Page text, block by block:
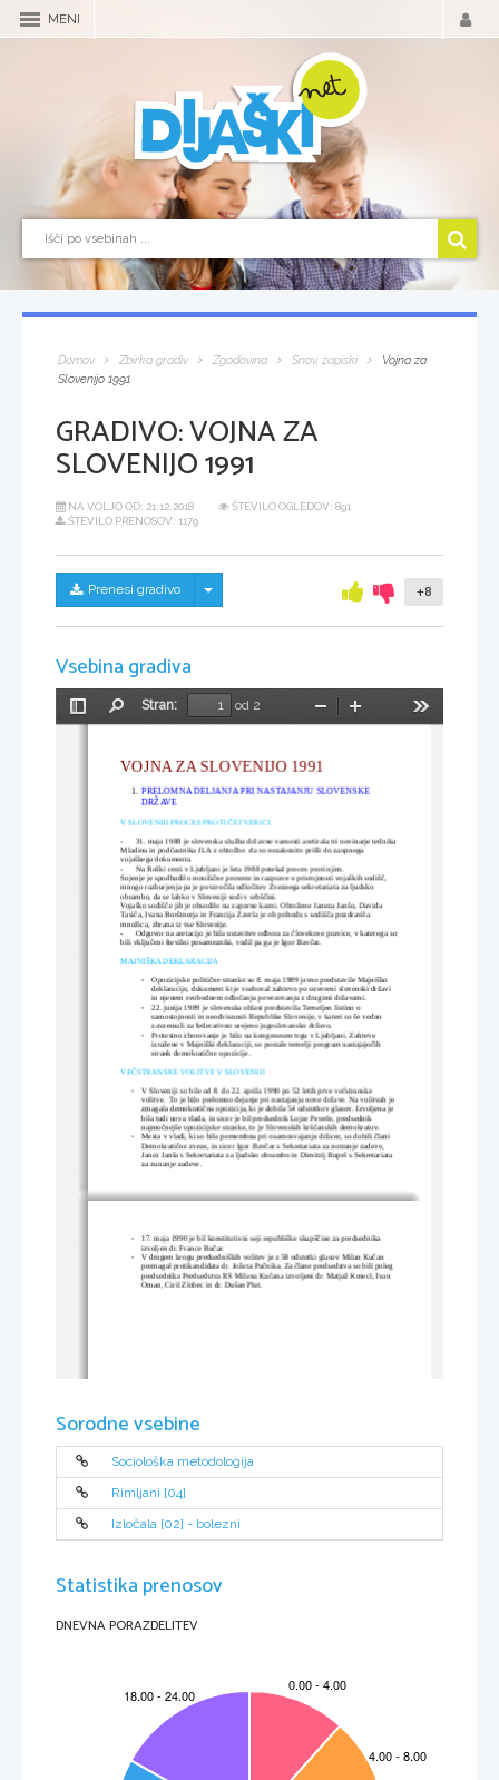
MENI
Domov Zbirka gradiv Zgodovina Snov, zapiski
Vojna za
Slovenijo 1991
GRADIVO:VOJNA ZA
SLOVENIJO 1991
NA VOLJO OD: 21.12.2018
ŠTEVILO OGLEDOV: 891
ŠTEVILO PRENOSOV: 1179
Prenesi gradivo Skrij/prikaži meni +8
Vsebina gradiva
Preklopi
Stran:
od 2
Pomanjšaj
VOJNA ZA SLOVENIJO 1991
1.
PRELOMNA DELJANJA PRI NASTAJANJU SLOVENSKE
DRŽAVE
V SLOVENIJI PROCES PROTI ČETVERICI
-      31. maja 1988 je slovenska služba državne varnosti aretirala tri novinarje tednika
Mladina in podčastnika JLA z obtožbo  da so nezakonito prišli do zaupnega
vojaškega dokumenta.
-      Na Roški cesti v Ljubljani je leta 1988 potekal proces proti njim.
Sojenje je spodbudilo množične proteste in razprave o pristojnosti vojaških sodišč,
mnogo razburjenja pa je povzročila odločitev Zveznega sekretariata za ljudsko
obrambo, da se lahko v Sloveniji sodi v srbščini.
Vojaško sodišče jih je obsodilo na zaporne kazni. Obtožene Janeza Janšo, Davida
Tasiča, Ivana Borštnerja in Francija Zavrla je ob prihodu s sodišča pozdravila
množica, zbrana iz vse Slovenije.
-      Odgovor na aretacijo je bila ustavitev odbora za človekove pravice, v katerega so
bili vključeni številni posamezniki, vodil pa ga je Igor Bavčar.
MAJNIŠKA DEKLARACIJA

Opozicijske politične stranke so 8. maja 1989 javno predstavile Majniško
deklaracijo, dokument ki je vseboval zahtevo po suvereni slovenski državi
in njenem svobodnem odločanju povezovanju z drugimi državami.

22. junija 1989 je slovenska oblast predstavila Temeljno listino o
samostojnosti in neodvisnosti Republike Slovenije, v kateri so še vedno
zavzemali za federativno urejeno jugoslovansko državo.

Protestno zborovanje je bilo na kongresnem trgu v Ljubljani. Zahteve
izražene v Majniški deklaraciji, so postale temelji program nastajajočih
strank demokratične opozicije.
VEČSTRANSKE VOLITVE V SLOVENIJI

V Sloveniji so bile od 8. do 22. aprila 1990 po 52 letih prve večstranske
volitve.  To je bilo prelomno dejanje pri nastajanju nove države. Na volitvah je
zmagala demokratična opozicija, ki je dobila 54 odstotkov glasov. Izvoljena je
bila tudi nova vlada, in sicer je bil predsednik Lojze Peterle, predsednik
najmočnejše opozicijske stranke, to je Slovenskih krščanskih demokratov.

Mesta v vladi, ki so bila pomembna pri osamosvajanju države, so dobili člani
Demokratične zveze, in sicer Igor Bavčar s Sekretariata za notranje zadeve,
Janez Janša s Sekretariata za ljudsko obrambo in Dimitrij Rupel s Sekretariata
za zunanje zadeve.

17. maja 1990 je bil konstitutivni seji republiške skupščine za predsednika
izvoljen dr. France Bučar.

V drugem krogu predsedniških volitev je z 58 odstotki glasov Milan Kučan
premagal protikandidata dr. Jožeta Pučnika. Za člane predsedstva so bili poleg
predsednika Predsedstva RS Milana Kučana izvoljeni dr. Matjaž Kmecl, Ivan
Oman, Ciril Zlobec in dr. Dušan Plut.
Sorodne vsebine
Sociološka metodologija
Rimljani [04]
Izločala [02] - bolezni
Statistika prenosov
DNEVNA PORAZDELITEV